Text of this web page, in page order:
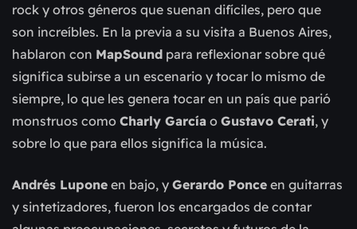
rock y otros géneros que suenan difíciles, pero que
son increíbles. En la previa a su visita a Buenos Aires,
hablaron con MapSound para reflexionar sobre qué
significa subirse a un escenario y tocar lo mismo de
siempre, lo que les genera tocar en un país que parió
monstruos como Charly García o Gustavo Cerati, y
sobre lo que para ellos significa la música.
Andrés Lupone en bajo, y Gerardo Ponce en guitarras
y sintetizadores, fueron los encargados de contar